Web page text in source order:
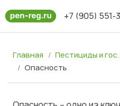
+7 (905) 551-
Главная
Пестициды и
Опасность